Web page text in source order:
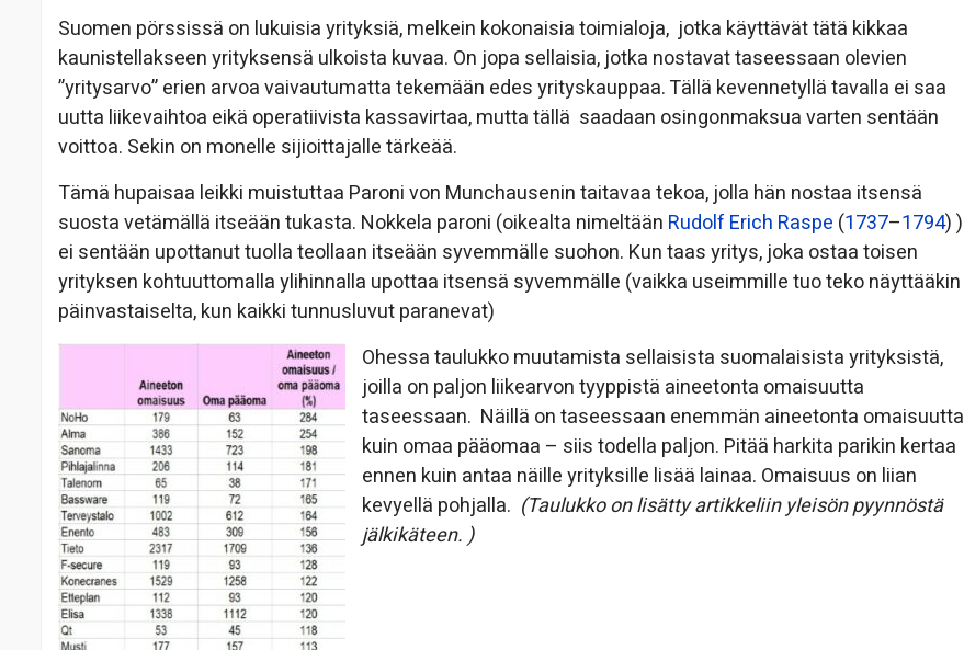
Suomen pörssissä on lukuisia yrityksiä, melkein kokonaisia toimialoja, jotka käyttävät tätä kikkaa
kaunistellakseen yrityksensä ulkoista kuvaa. On jopa sellaisia, jotka nostavat taseessaan olevien
”yritysarvo” erien arvoa vaivautumatta tekemään edes yrityskauppaa. Tällä kevennetyllä tavalla ei saa
uutta liikevaihtoa eikä operatiivista kassavirtaa, mutta tällä saadaan osingonmaksua varten sentään
voittoa. Sekin on monelle sijioittajalle tärkeää.
Tämä hupaisaa leikki muistuttaa Paroni von Munchausenin taitavaa tekoa, jolla hän nostaa itsensä
suosta vetämällä itseään tukasta. Nokkela paroni (oikealta nimeltään Rudolf Erich Raspe (1737–1794) )
ei sentään upottanut tuolla teollaan itseään syvemmälle suohon. Kun taas yritys, joka ostaa toisen
yrityksen kohtuuttomalla ylihinnalla upottaa itsensä syvemmälle (vaikka useimmille tuo teko näyttääkin
päinvastaiselta, kun kaikki tunnusluvut paranevat)
Ohessa taulukko muutamista sellaisista suomalaisista yrityksistä,
joilla on paljon liikearvon tyyppistä aineetonta omaisuutta
taseessaan. Näillä on taseessaan enemmän aineetonta omaisuutta
kuin omaa pääomaa – siis todella paljon. Pitää harkita parikin kertaa
ennen kuin antaa näille yrityksille lisää lainaa. Omaisuus on liian
kevyellä pohjalla. (Taulukko on lisätty artikkeliin yleisön pyynnöstä
jälkikäteen. )